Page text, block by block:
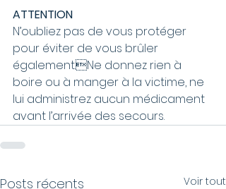
ATTENTION
N’oubliez pas de vous protéger
pour éviter de vous brûler
également.Ne donnez rien à
boire ou à manger à la victime, ne
lui administrez aucun médicament
avant l’arrivée des secours.
Posts récents Voir tout